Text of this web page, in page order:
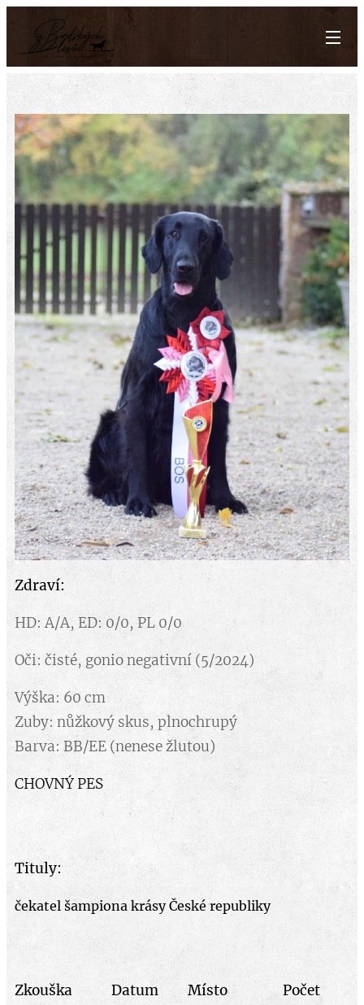
Zdraví:
HD: A/A, ED: 0/0, PL 0/0
Oči: čisté, gonio negativní (5/2024)
Výška: 60 cm
Zuby: nůžkový skus, plnochrupý
Barva: BB/EE (nenese žlutou)
CHOVNÝ PES
Tituly:
čekatel šampiona krásy České republiky
Zkouška Datum Místo Počet